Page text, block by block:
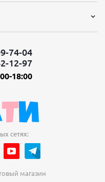
74-04
12-97
18:00
сетях:
магазин